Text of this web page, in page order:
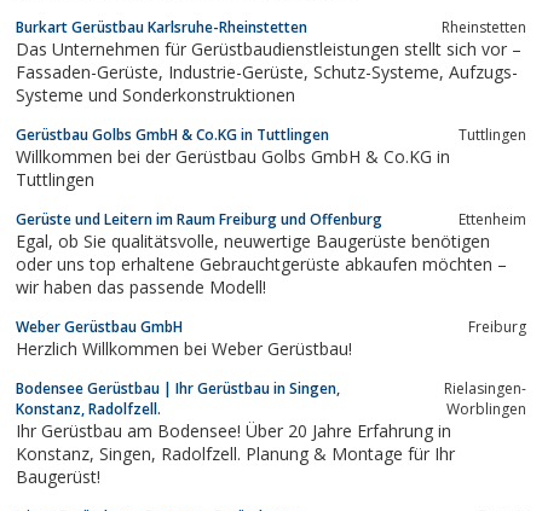
Burkart Gerüstbau Karlsruhe-Rheinstetten Rheinstetten
Das Unternehmen für Gerüstbaudienstleistungen stellt sich vor –
Fassaden-Gerüste, Industrie-Gerüste, Schutz-Systeme, Aufzugs-
Systeme und Sonderkonstruktionen
Gerüstbau Golbs GmbH & Co.KG in Tuttlingen Tuttlingen
Willkommen bei der Gerüstbau Golbs GmbH & Co.KG in
Tuttlingen
Gerüste und Leitern im Raum Freiburg und Offenburg Ettenheim
Egal, ob Sie qualitätsvolle, neuwertige Baugerüste benötigen
oder uns top erhaltene Gebrauchtgerüste abkaufen möchten –
wir haben das passende Modell!
Weber Gerüstbau GmbH Freiburg
Herzlich Willkommen bei Weber Gerüstbau!
Bodensee Gerüstbau | Ihr Gerüstbau in Singen,
Konstanz, Radolfzell.
Rielasingen-
Worblingen
Ihr Gerüstbau am Bodensee! Über 20 Jahre Erfahrung in
Konstanz, Singen, Radolfzell. Planung & Montage für Ihr
Baugerüst!